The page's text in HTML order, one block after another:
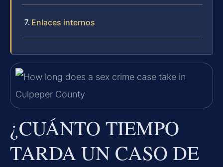
Enlaces internos
¿CUÁNTO TIEMPO
TARDA UN CASO DE